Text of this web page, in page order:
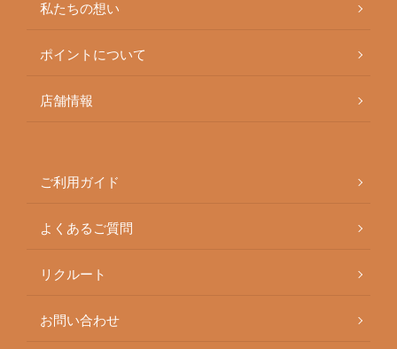
私たちの想い
ポイントについて
店舗情報
ご利用ガイド
よくあるご質問
リクルート
お問い合わせ